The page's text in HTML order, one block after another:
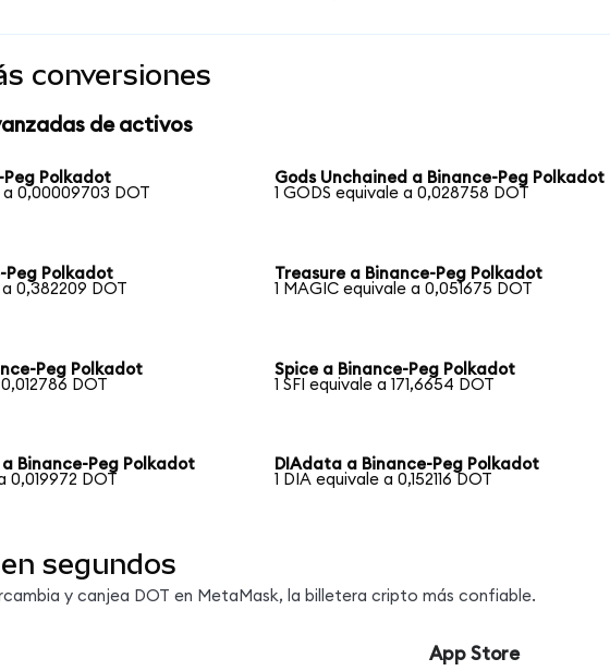
conversiones
de activos
Peg Polkadot
a 0,00009703 DOT
Gods Unchained a Binance-Peg Polkadot
1 GODS equivale a 0,028758 DOT
Peg Polkadot
a 0,382209 DOT
Treasure a Binance-Peg Polkadot
1 MAGIC equivale a 0,051675 DOT
Peg Polkadot
DOT
Spice a Binance-Peg Polkadot
1 SFI equivale a 171,6654 DOT
Binance-Peg Polkadot
0,019972 DOT
DIAdata a Binance-Peg Polkadot
1 DIA equivale a 0,152116 DOT
segundos
y canjea DOT en MetaMask, la billetera cripto más confiable.
App Store